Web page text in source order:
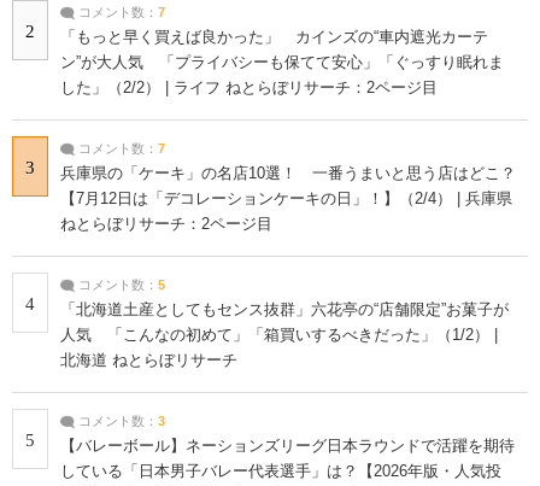
2
コメント数： 7
「もっと早く買えば良かった」 カインズの“車内遮光カーテ
ン”が大人気 「プライバシーも保てて安心」「ぐっすり眠れま
した」（2/2） | ライフ ねとらぼリサーチ：2ページ目
3
コメント数： 7
兵庫県の「ケーキ」の名店10選！ 一番うまいと思う店はどこ？
【7月12日は「デコレーションケーキの日」！】（2/4） | 兵庫県
ねとらぼリサーチ：2ページ目
4
コメント数： 5
「北海道土産としてもセンス抜群」六花亭の“店舗限定”お菓子が
人気 「こんなの初めて」「箱買いするべきだった」（1/2） |
北海道 ねとらぼリサーチ
5
コメント数： 3
【バレーボール】ネーションズリーグ日本ラウンドで活躍を期待
している「日本男子バレー代表選手」は？【2026年版・人気投